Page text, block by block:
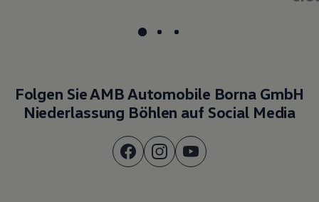
Folgen Sie AMB Automobile Borna GmbH
Niederlassung Böhlen auf Social Media